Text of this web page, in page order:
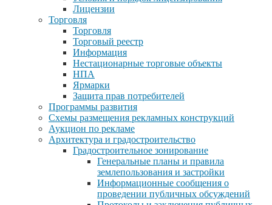
Лицензии
Торговля
Торговля
Торговый реестр
Информация
Нестационарные торговые объекты
НПА
Ярмарки
Защита прав потребителей
Программы развития
Схемы размещения рекламных конструкций
Аукцион по рекламе
Архитектура и градостроительство
Градостроительное зонирование
Генеральные планы и правила
землепользования и застройки
Информационные сообщения о
проведении публичных обсуждений